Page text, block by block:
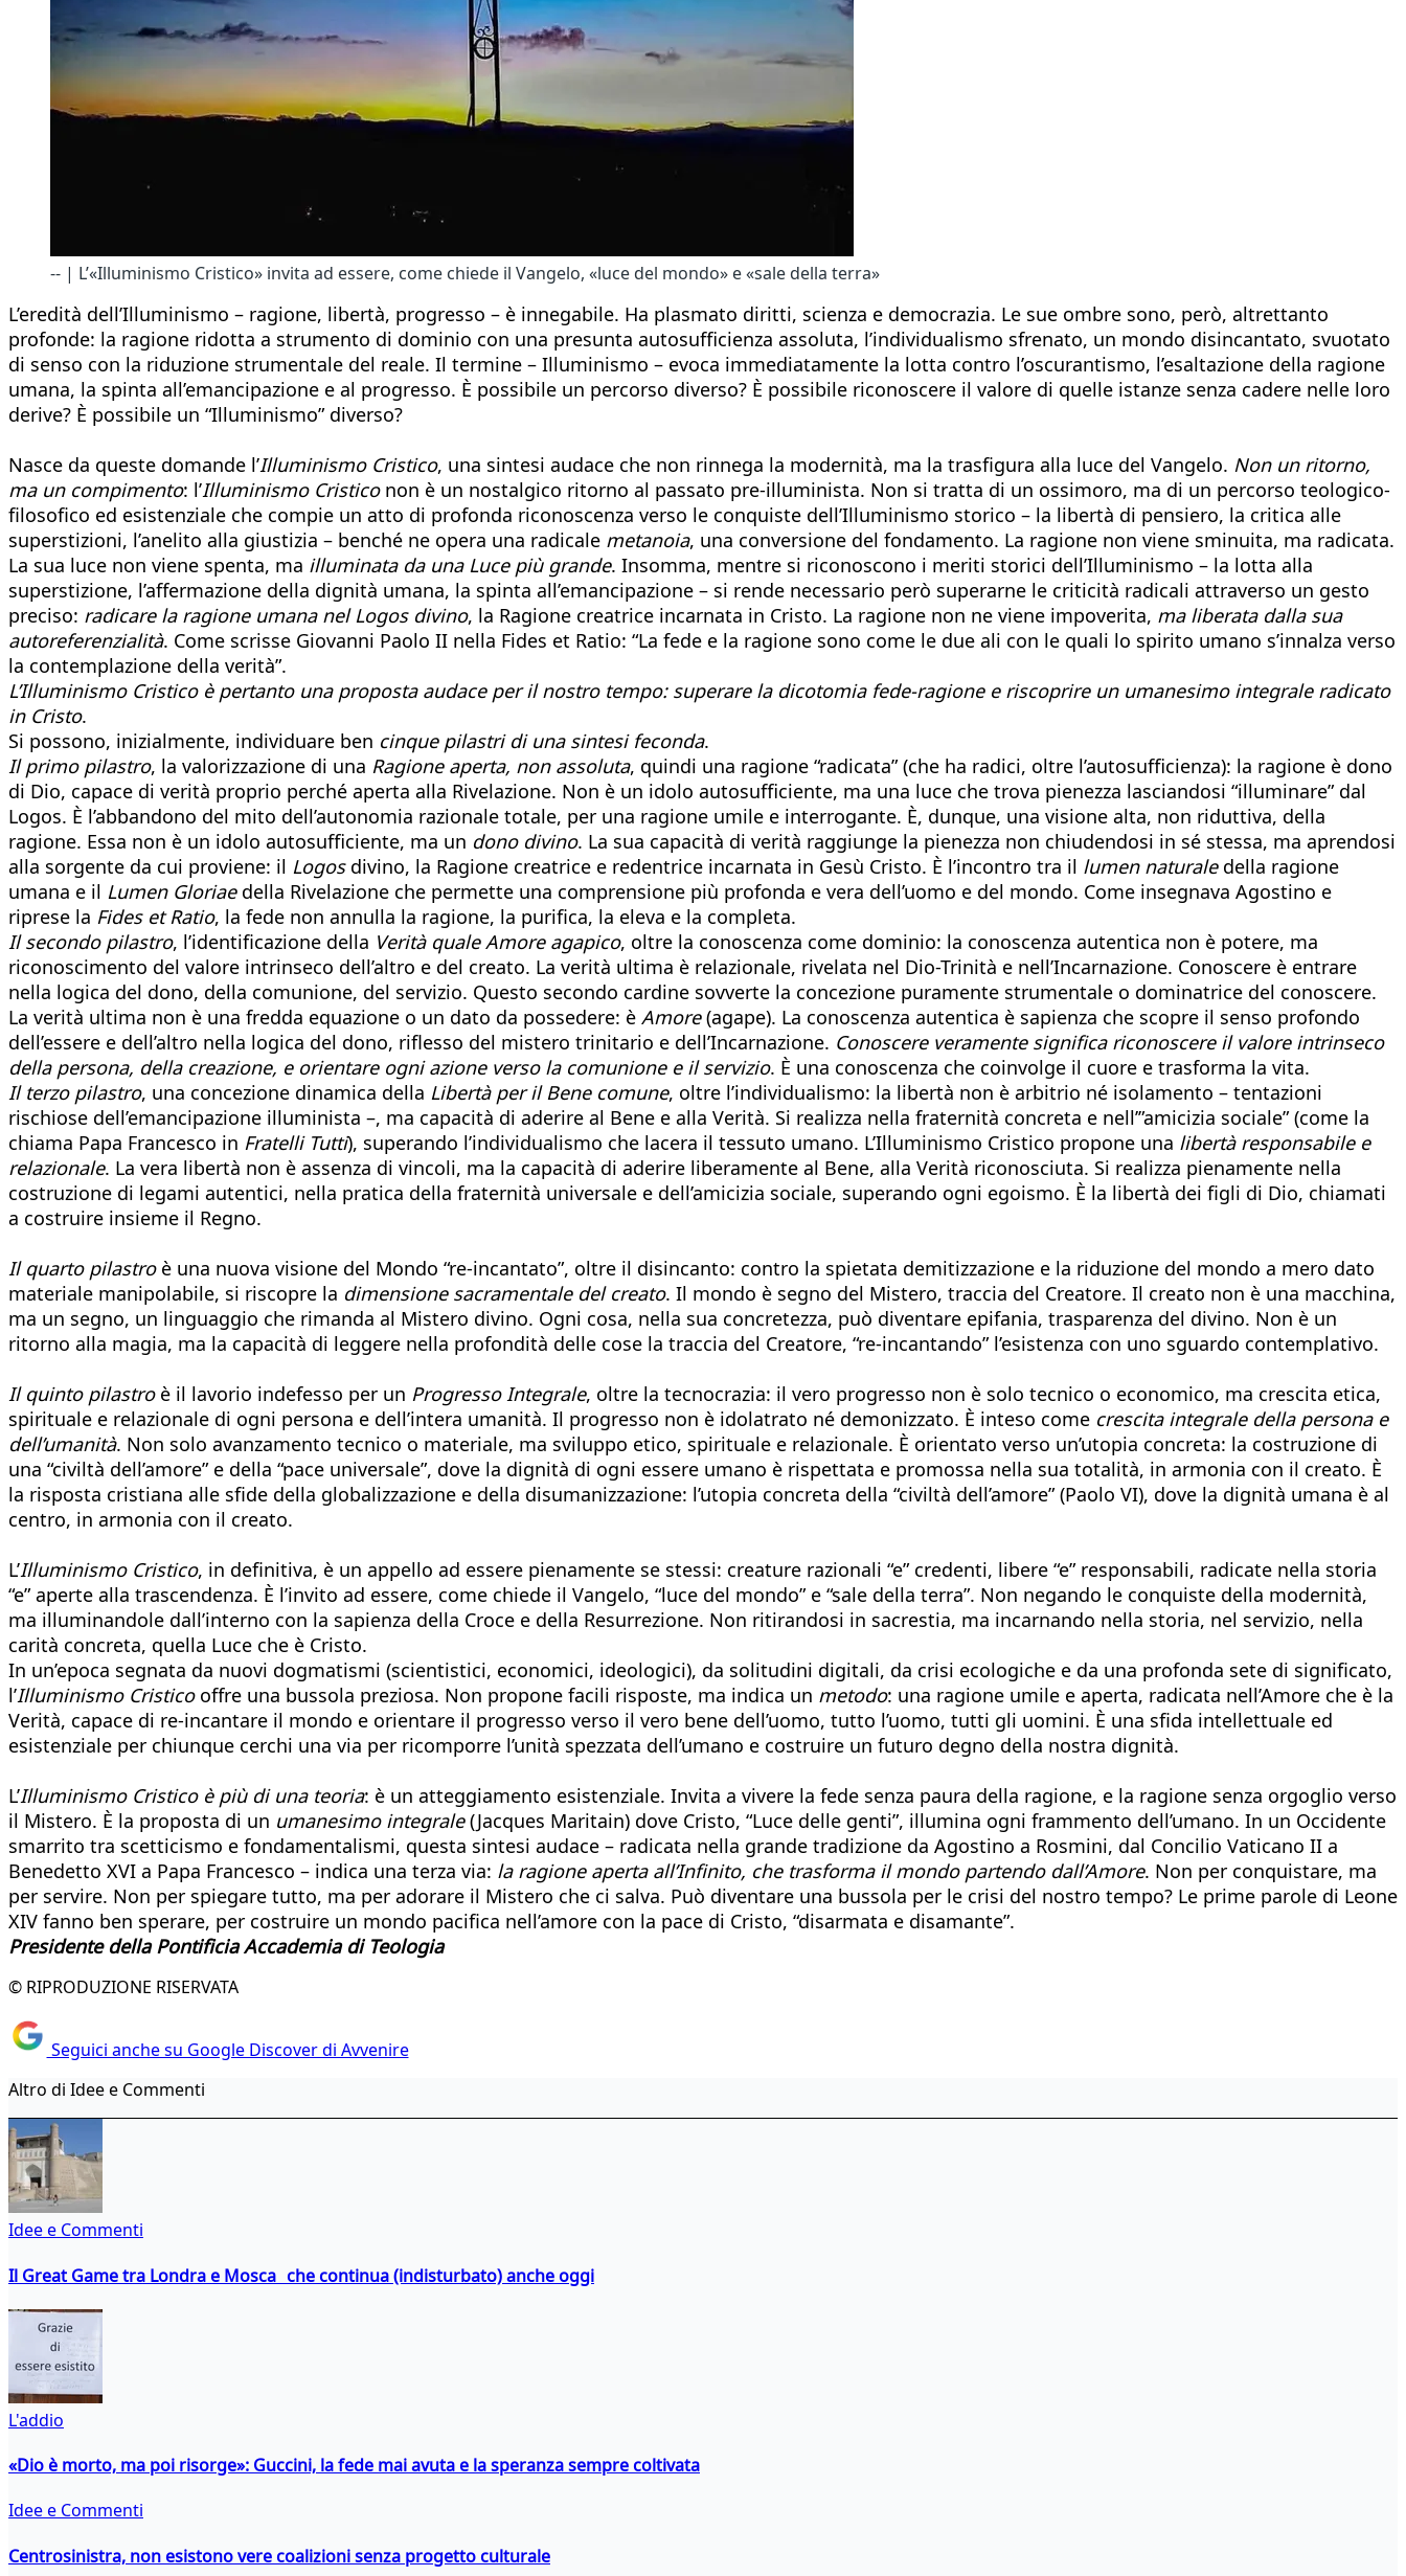
-- | L’«Illuminismo Cristico» invita ad essere, come chiede il Vangelo, «luce del mondo» e «sale della terra»
L’eredità dell’Illuminismo – ragione, libertà, progresso – è innegabile. Ha plasmato diritti, scienza e democrazia. Le sue ombre sono, però, altrettanto
profonde: la ragione ridotta a strumento di dominio con una presunta autosufficienza assoluta, l’individualismo sfrenato, un mondo disincantato, svuotato
di senso con la riduzione strumentale del reale. Il termine – Illuminismo – evoca immediatamente la lotta contro l’oscurantismo, l’esaltazione della ragione
umana, la spinta all’emancipazione e al progresso. È possibile un percorso diverso? È possibile riconoscere il valore di quelle istanze senza cadere nelle loro
derive? È possibile un “Illuminismo” diverso?
Nasce da queste domande l’Illuminismo Cristico, una sintesi audace che non rinnega la modernità, ma la trasfigura alla luce del Vangelo. Non un ritorno,
ma un compimento: l’Illuminismo Cristiconon è un nostalgico ritorno al passato pre-illuminista. Non si tratta di un ossimoro, ma di un percorso teologico-
filosofico ed esistenziale che compie un atto di profonda riconoscenza verso le conquiste dell’Illuminismo storico – la libertà di pensiero, la critica alle
superstizioni, l’anelito alla giustizia – benché ne opera una radicale metanoia, una conversione del fondamento. La ragione non viene sminuita, ma radicata.
La sua luce non viene spenta, ma illuminata da una Luce più grande. Insomma, mentre si riconoscono i meriti storici dell’Illuminismo – la lotta alla
superstizione, l’affermazione della dignità umana, la spinta all’emancipazione – si rende necessario però superarne le criticità radicali attraverso un gesto
preciso: radicare la ragione umana nel Logos divino, la Ragione creatrice incarnata in Cristo. La ragione non ne viene impoverita, ma liberata dalla sua
autoreferenzialità. Come scrisse Giovanni Paolo II nella Fides et Ratio: “La fede e la ragione sono come le due ali con le quali lo spirito umano s’innalza verso
la contemplazione della verità”.
L’Illuminismo Cristico è pertanto una proposta audace per il nostro tempo: superare la dicotomia fede-ragione e riscoprire un umanesimo integrale radicato
in Cristo.
Si possono, inizialmente, individuare ben cinque pilastri di una sintesi feconda.
Il primo pilastro, la valorizzazione di una Ragione aperta, non assoluta, quindi una ragione “radicata” (che ha radici, oltre l’autosufficienza): la ragione è dono
di Dio, capace di verità proprio perché aperta alla Rivelazione. Non è un idolo autosufficiente, ma una luce che trova pienezza lasciandosi “illuminare” dal
Logos. È l’abbandono del mito dell’autonomia razionale totale, per una ragione umile e interrogante. È, dunque, una visione alta, non riduttiva, della
ragione. Essa non è un idolo autosufficiente, ma un dono divino. La sua capacità di verità raggiunge la pienezza non chiudendosi in sé stessa, ma aprendosi
alla sorgente da cui proviene: il Logosdivino, la Ragione creatrice e redentrice incarnata in Gesù Cristo. È l’incontro tra il lumen naturaledella ragione
umana e il Lumen Gloriaedella Rivelazione che permette una comprensione più profonda e vera dell’uomo e del mondo. Come insegnava Agostino e
riprese la Fides et Ratio, la fede non annulla la ragione, la purifica, la eleva e la completa.
Il secondo pilastro, l’identificazione della Verità quale Amore agapico, oltre la conoscenza come dominio: la conoscenza autentica non è potere, ma
riconoscimento del valore intrinseco dell’altro e del creato. La verità ultima è relazionale, rivelata nel Dio-Trinità e nell’Incarnazione. Conoscere è entrare
nella logica del dono, della comunione, del servizio. Questo secondo cardine sovverte la concezione puramente strumentale o dominatrice del conoscere.
La verità ultima non è una fredda equazione o un dato da possedere: è Amore(agape). La conoscenza autentica è sapienza che scopre il senso profondo
dell’essere e dell’altro nella logica del dono, riflesso del mistero trinitario e dell’Incarnazione. Conoscere veramente significa riconoscere il valore intrinseco
della persona, della creazione, e orientare ogni azione verso la comunione e il servizio. È una conoscenza che coinvolge il cuore e trasforma la vita.
Il terzo pilastro, una concezione dinamica della Libertà per il Bene comune, oltre l’individualismo: la libertà non è arbitrio né isolamento – tentazioni
rischiose dell’emancipazione illuminista –, ma capacità di aderire al Bene e alla Verità. Si realizza nella fraternità concreta e nell’”amicizia sociale” (come la
chiama Papa Francesco in Fratelli Tutti), superando l’individualismo che lacera il tessuto umano. L’Illuminismo Cristico propone una libertà responsabile e
relazionale. La vera libertà non è assenza di vincoli, ma la capacità di aderire liberamente al Bene, alla Verità riconosciuta. Si realizza pienamente nella
costruzione di legami autentici, nella pratica della fraternità universale e dell’amicizia sociale, superando ogni egoismo. È la libertà dei figli di Dio, chiamati
a costruire insieme il Regno.
Il quarto pilastroè una nuova visione del Mondo “re-incantato”, oltre il disincanto: contro la spietata demitizzazione e la riduzione del mondo a mero dato
materiale manipolabile, si riscopre la dimensione sacramentale del creato. Il mondo è segno del Mistero, traccia del Creatore. Il creato non è una macchina,
ma un segno, un linguaggio che rimanda al Mistero divino. Ogni cosa, nella sua concretezza, può diventare epifania, trasparenza del divino. Non è un
ritorno alla magia, ma la capacità di leggere nella profondità delle cose la traccia del Creatore, “re-incantando” l’esistenza con uno sguardo contemplativo.
Il quinto pilastroè il lavorio indefesso per un Progresso Integrale, oltre la tecnocrazia: il vero progresso non è solo tecnico o economico, ma crescita etica,
spirituale e relazionale di ogni persona e dell’intera umanità. Il progresso non è idolatrato né demonizzato. È inteso come crescita integrale della persona e
dell’umanità. Non solo avanzamento tecnico o materiale, ma sviluppo etico, spirituale e relazionale. È orientato verso un’utopia concreta: la costruzione di
una “civiltà dell’amore” e della “pace universale”, dove la dignità di ogni essere umano è rispettata e promossa nella sua totalità, in armonia con il creato. È
la risposta cristiana alle sfide della globalizzazione e della disumanizzazione: l’utopia concreta della “civiltà dell’amore” (Paolo VI), dove la dignità umana è al
centro, in armonia con il creato.
L’Illuminismo Cristico, in definitiva, è un appello ad essere pienamente se stessi: creature razionali “e” credenti, libere “e” responsabili, radicate nella storia
“e” aperte alla trascendenza. È l’invito ad essere, come chiede il Vangelo, “luce del mondo” e “sale della terra”. Non negando le conquiste della modernità,
ma illuminandole dall’interno con la sapienza della Croce e della Resurrezione. Non ritirandosi in sacrestia, ma incarnando nella storia, nel servizio, nella
carità concreta, quella Luce che è Cristo.
In un’epoca segnata da nuovi dogmatismi (scientistici, economici, ideologici), da solitudini digitali, da crisi ecologiche e da una profonda sete di significato,
l’Illuminismo Cristicooffre una bussola preziosa. Non propone facili risposte, ma indica un metodo: una ragione umile e aperta, radicata nell’Amore che è la
Verità, capace di re-incantare il mondo e orientare il progresso verso il vero bene dell’uomo, tutto l’uomo, tutti gli uomini. È una sfida intellettuale ed
esistenziale per chiunque cerchi una via per ricomporre l’unità spezzata dell’umano e costruire un futuro degno della nostra dignità.
L’Illuminismo Cristico è più di una teoria: è un atteggiamento esistenziale. Invita a vivere la fede senza paura della ragione, e la ragione senza orgoglio verso
il Mistero. È la proposta di un umanesimo integrale(Jacques Maritain) dove Cristo, “Luce delle genti”, illumina ogni frammento dell’umano. In un Occidente
smarrito tra scetticismo e fondamentalismi, questa sintesi audace – radicata nella grande tradizione da Agostino a Rosmini, dal Concilio Vaticano II a
Benedetto XVI a Papa Francesco – indica una terza via: la ragione aperta all’Infinito, che trasforma il mondo partendo dall’Amore. Non per conquistare, ma
per servire. Non per spiegare tutto, ma per adorare il Mistero che ci salva. Può diventare una bussola per le crisi del nostro tempo? Le prime parole di Leone
XIV fanno ben sperare, per costruire un mondo pacifica nell’amore con la pace di Cristo, “disarmata e disamante”.
Presidente della Pontificia Accademia di Teologia
© RIPRODUZIONE RISERVATA
Seguici anche su Google Discover di Avvenire
Altro di Idee e Commenti
Idee e Commenti
Il Great Game tra Londra e Mosca che continua (indisturbato) anche oggi
L'addio
«Dio è morto, ma poi risorge»: Guccini, la fede mai avuta e la speranza sempre coltivata
Idee e Commenti
Centrosinistra, non esistono vere coalizioni senza progetto culturale